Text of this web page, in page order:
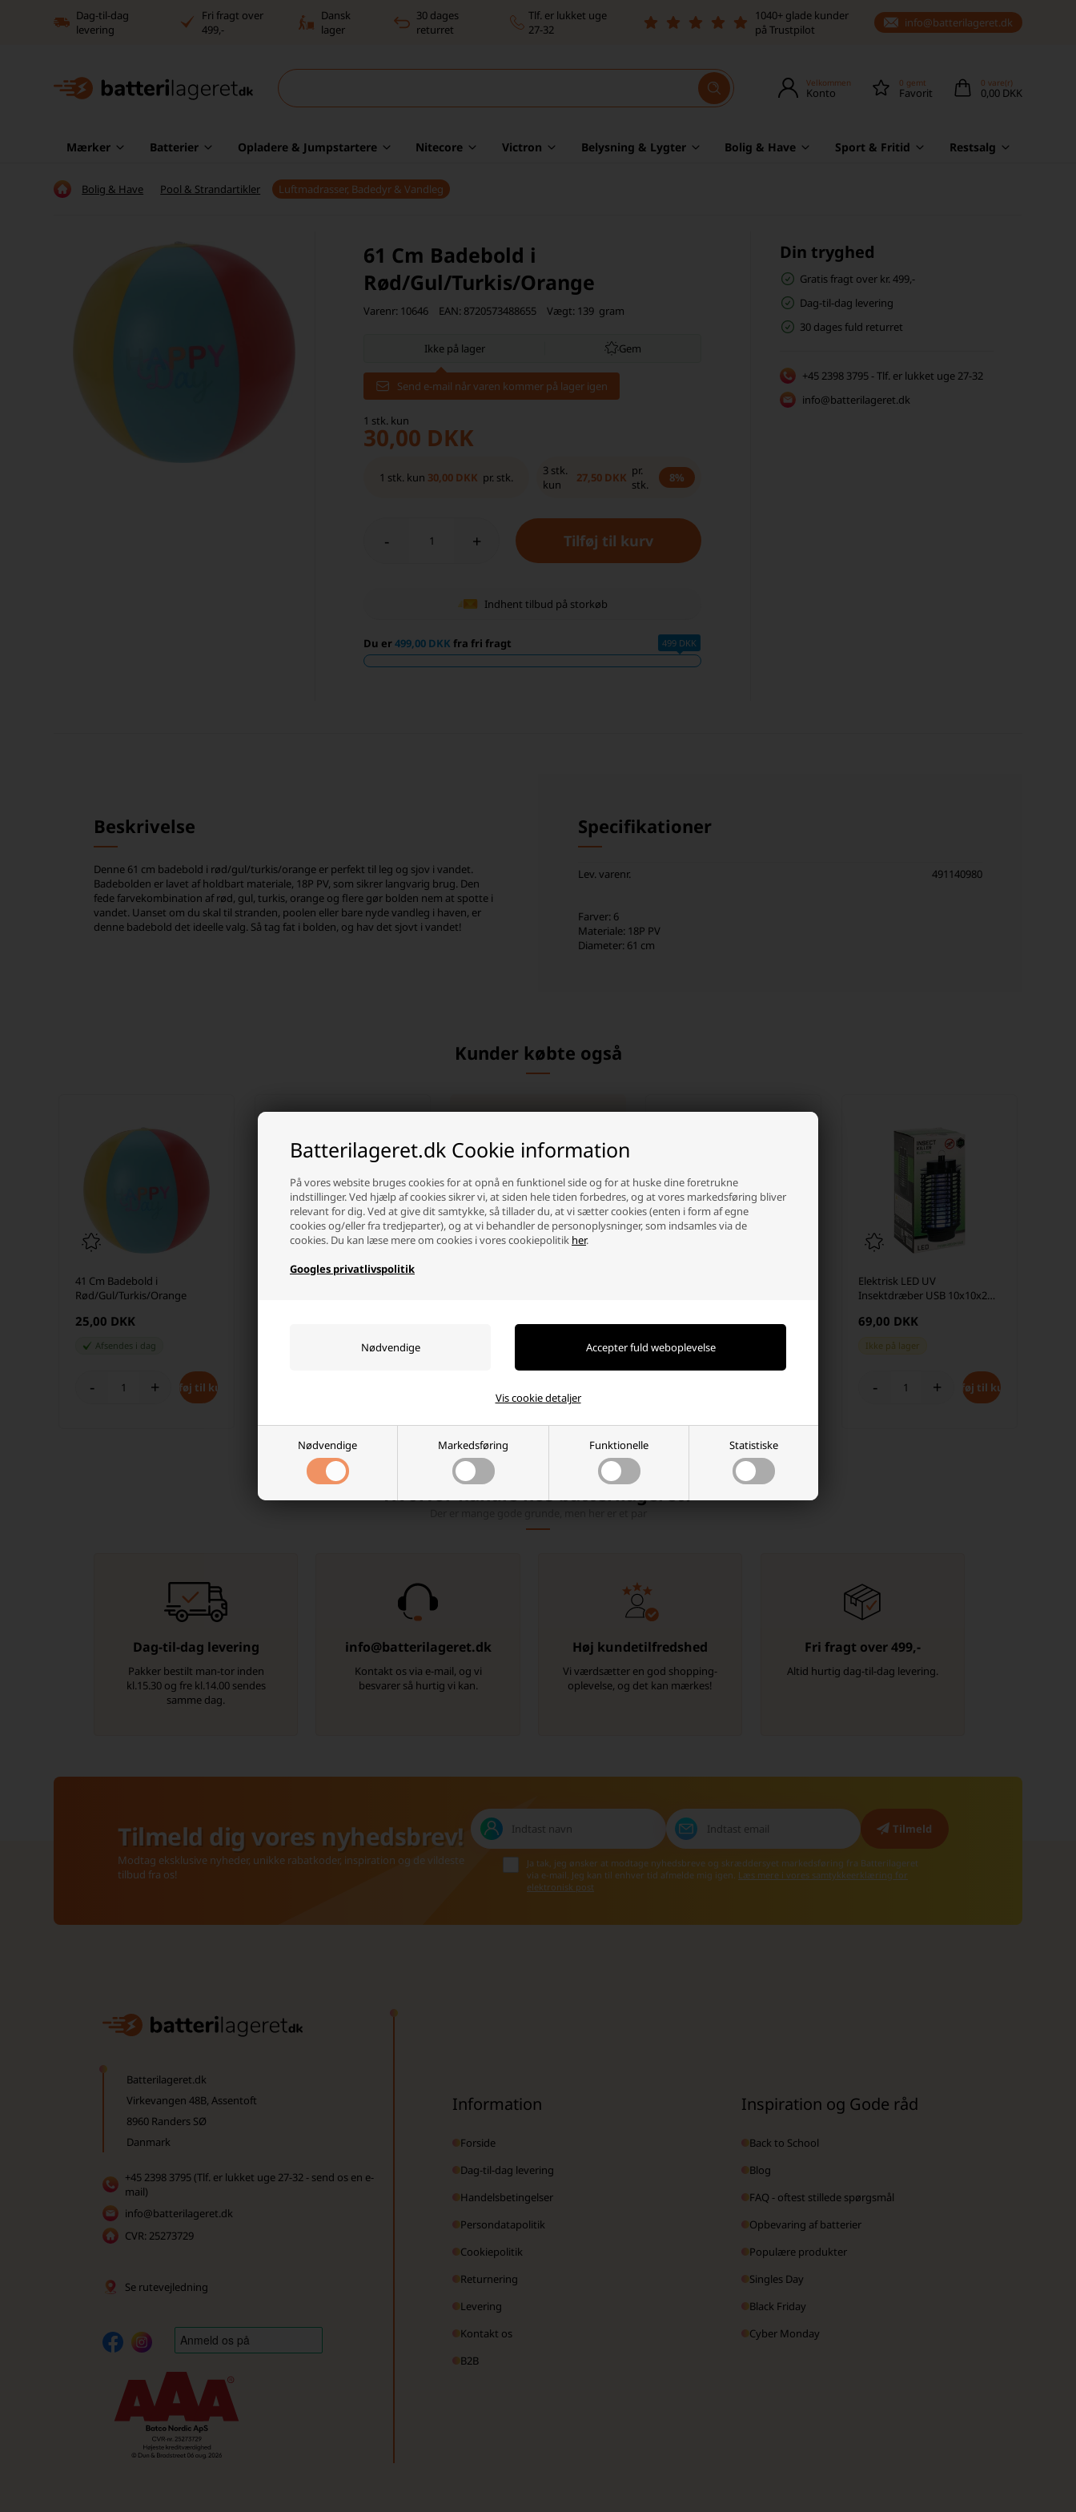
Batterilageret.dk Cookie information
På vores website bruges cookies for at opnå en funktionel side og for at huske dine foretrukne
indstillinger. Ved hjælp af cookies sikrer vi, at siden hele tiden forbedres, og at vores markedsføring bliver
relevant for dig. Ved at give dit samtykke, så tillader du, at vi sætter cookies (enten i form af egne
cookies og/eller fra tredjeparter), og at vi behandler de personoplysninger, som indsamles via de
cookies. Du kan læse mere om cookies i vores cookiepolitik her.
Googles privatlivspolitik
Nødvendige Markedsføring Funktionelle Statistiske
Vis cookie detaljer
Dag-til-dag
levering
Fri fragt over
499,-
Dansk
lager
30 dages
returret
Tlf. er lukket uge
27-32
1040+ glade kunder
på Trustpilot
info@batterilageret.dk
Velkommen
Konto
0 gemt
Favorit
0 vare(r)
0,00 DKK
Mærker Batterier Opladere & Jumpstartere Nitecore Victron Belysning & Lygter Bolig & Have Sport & Fritid Restsalg
Bolig & Have Pool & Strandartikler Luftmadrasser, Badedyr & Vandleg
61 Cm Badebold i
Rød/Gul/Turkis/Orange
Varenr: 10646 EAN: 8720573488655 Vægt: 139 gram
Ikke på lager Gem
Send e-mail når varen kommer på lager igen
1 stk. kun
30,00 DKK
1 stk. kun 30,00 DKK pr. stk. 3 stk.
kun
27,50 DKK pr.
stk.
8%
- +
Indhent tilbud på storkøb
Du er499,00 DKK fra fri fragt 499 DKK
Din tryghed
Gratis fragt over kr. 499,-
Dag-til-dag levering
30 dages fuld returret
+45 2398 3795 - Tlf. er lukket uge 27-32
info@batterilageret.dk
Beskrivelse
Denne 61 cm badebold i rød/gul/turkis/orange er perfekt til leg og sjov i vandet.
Badebolden er lavet af holdbart materiale, 18P PV, som sikrer langvarig brug. Den
fede farvekombination af rød, gul, turkis, orange og flere gør bolden nem at spotte i
vandet. Uanset om du skal til stranden, poolen eller bare nyde vandleg i haven, er
denne badebold det ideelle valg. Så tag fat i bolden, og hav det sjovt i vandet!
Specifikationer
Lev. varenr. 491140980
Farver: 6
Materiale: 18P PV
Diameter: 61 cm
Kunder købte også
41 Cm Badebold i
Rød/Gul/Turkis/Orange
25,00 DKK
Afsendes i dag
- +
41 Cm Badebold i
75,00 DKK 25,00 DKK
Afsendes
Elektrisk LED UV
Insektdræber USB 10x10x22
69,00 DKK
Ikke på lager
- +
Dag-til-dag levering
Pakker bestilt man-tor inden
kl.15.30 og fre kl.14.00 sendes
samme dag.
info@batterilageret.dk
Kontakt os via e-mail, og vi
besvarer så hurtig vi kan.
Høj kundetilfredshed
Vi værdsætter en god shopping-
oplevelse, og det kan mærkes!
Fri fragt over 499,-
Altid hurtig dag-til-dag levering.
Tilmeld dig vores nyhedsbrev!
Modtag eksklusive nyheder, unikke rabatkoder, inspiration og de vildeste
tilbud fra os!
Ja tak, jeg ønsker at modtage nyhedsbreve og skræddersyet markedsføring fra Batterilageret
via e-mail. Jeg kan til enhver tid afmelde mig igen. Læs mere i vores samtykkeerklæring for
elektronisk post
Batterilageret.dk
Virkevangen 48B, Assentoft
8960 Randers SØ
Danmark
+45 2398 3795 (Tlf. er lukket uge 27-32 - send os en e-
mail)
info@batterilageret.dk
CVR: 25273729
Se rutevejledning
Information
Forside
Dag-til-dag levering
Handelsbetingelser
Persondatapolitik
Cookiepolitik
Returnering
Levering
Kontakt os
B2B
Inspiration og Gode råd
Back to School
Blog
FAQ - oftest stillede spørgsmål
Opbevaring af batterier
Populære produkter
Singles Day
Black Friday
Cyber Monday